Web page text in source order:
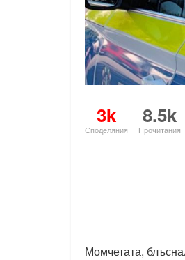
3k
Споделяния
8.5k
Прочитания
Момчетата,